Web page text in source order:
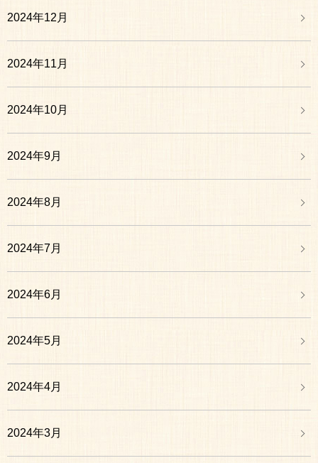
2024年12月
2024年11月
2024年10月
2024年9月
2024年8月
2024年7月
2024年6月
2024年5月
2024年4月
2024年3月